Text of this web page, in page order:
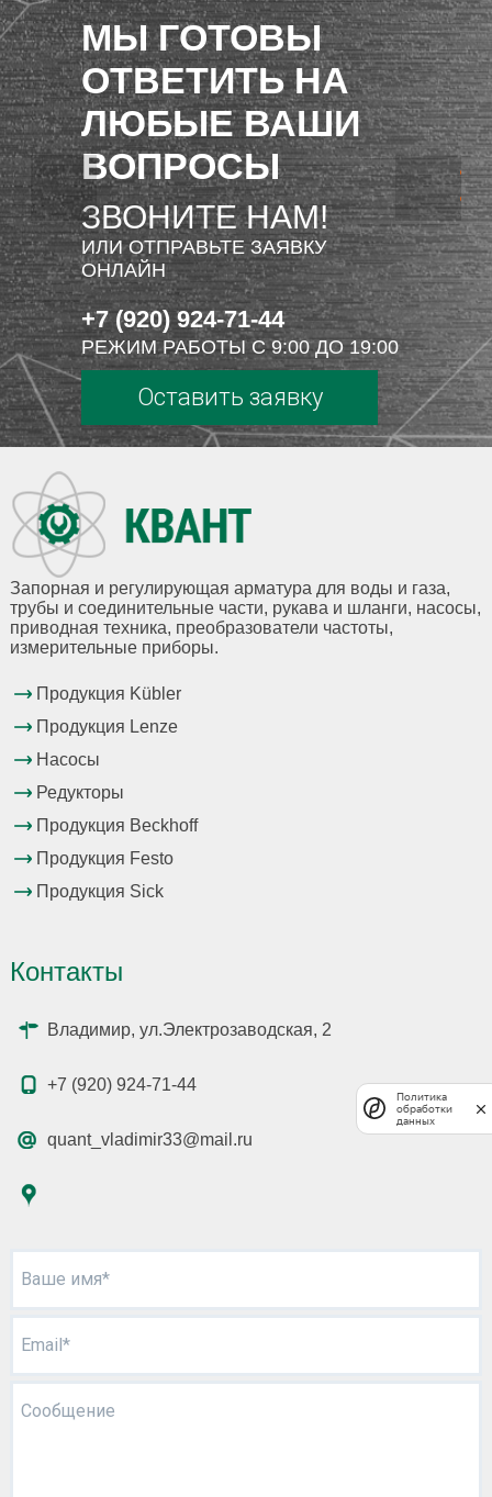
МЫ ГОТОВЫ
ОТВЕТИТЬ НА
ЛЮБЫЕ ВАШИ
ВОПРОСЫ
ЗВОНИТЕ НАМ!
ИЛИ ОТПРАВЬТЕ ЗАЯВКУ
ОНЛАЙН
+7 (920) 924-71-44
РЕЖИМ РАБОТЫ С 9:00 ДО 19:00
Оставить заявку
Запорная и регулирующая арматура для воды и газа,
трубы и соединительные части, рукава и шланги, насосы,
приводная техника, преобразователи частоты,
измерительные приборы.
Продукция Kübler
Продукция Lenze
Насосы
Редукторы
Продукция Beckhoff
Продукция Festo
Продукция Sick
Контакты
Владимир, ул.Электрозаводская, 2
+7 (920) 924-71-44
quant_vladimir33@mail.ru
Ваше имя*
Email*
Сообщение
Политика
обработки
данных